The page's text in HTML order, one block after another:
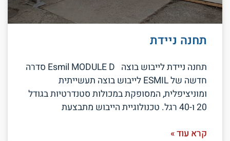
תחנה ניידת
תחנה ניידת לייבוש בוצה Esmil MODULE D סדרה
חדשה של ESMIL לייבוש בוצה תעשייתית
ומוניציפלית, המסופקת במכולות סטנדרטיות בגודל
20 ו-40 רגל. טכנולוגיית הייבוש מתבצעת
קרא עוד »